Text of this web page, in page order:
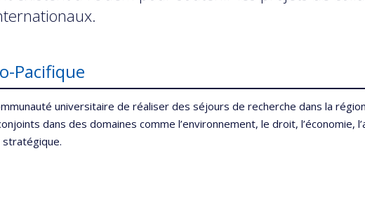
Pacifique
universitaire de réaliser des séjours de recherche dans la
dans des domaines comme l’environnement, le droit, l’économie,